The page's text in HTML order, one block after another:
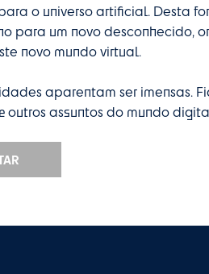
o universo artificial. Desta
para um novo desconhecido,
novo mundo virtual.
aparentam ser imensas.
outros assuntos do mundo